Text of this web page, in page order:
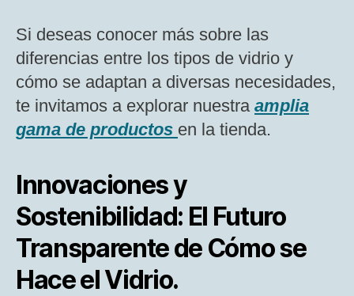
Si deseas conocer más sobre las
diferencias entre los tipos de vidrio y
cómo se adaptan a diversas necesidades,
te invitamos a explorar nuestra amplia
gama de productos en la tienda.
Innovaciones y
Sostenibilidad: El Futuro
Transparente de Cómo se
Hace el Vidrio.